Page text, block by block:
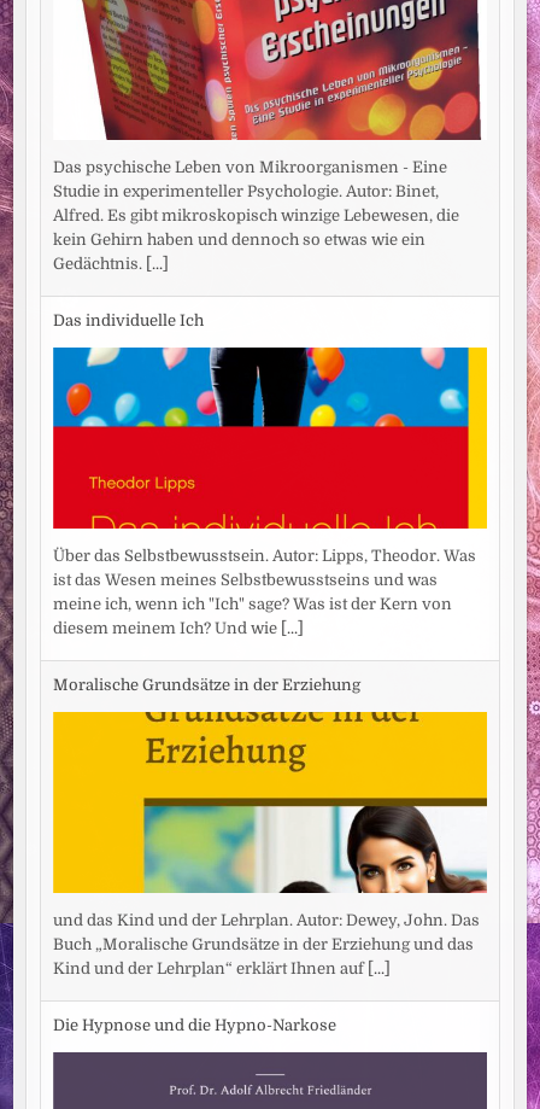
Das psychische Leben von Mikroorganismen - Eine
Studie in experimenteller Psychologie. Autor: Binet,
Alfred. Es gibt mikroskopisch winzige Lebewesen, die
kein Gehirn haben und dennoch so etwas wie ein
Gedächtnis.
[...]
Das individuelle Ich
Über das Selbstbewusstsein. Autor: Lipps, Theodor. Was
ist das Wesen meines Selbstbewusstseins und was
meine ich, wenn ich "Ich" sage? Was ist der Kern von
diesem meinem Ich? Und wie [...]
Moralische Grundsätze in der Erziehung
und das Kind und der Lehrplan. Autor: Dewey, John. Das
Buch „Moralische Grundsätze in der Erziehung und das
Kind und der Lehrplan“ erklärt Ihnen auf [...]
Die Hypnose und die Hypno-Narkose